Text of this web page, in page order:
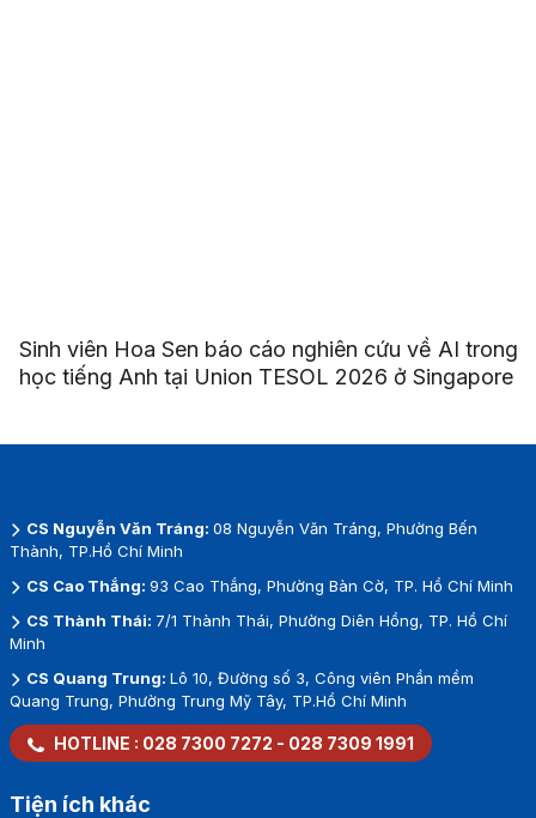
Sinh viên Hoa Sen báo cáo nghiên cứu về AI trong
học tiếng Anh tại Union TESOL 2026 ở Singapore
CS Nguyễn Văn Tráng: 08 Nguyễn Văn Tráng, Phường Bến
Thành, TP.Hồ Chí Minh
CS Cao Thắng: 93 Cao Thắng, Phường Bàn Cờ, TP. Hồ Chí Minh
CS Thành Thái: 7/1 Thành Thái, Phường Diên Hồng, TP. Hồ Chí
Minh
CS Quang Trung: Lô 10, Đường số 3, Công viên Phần mềm
Quang Trung, Phường Trung Mỹ Tây, TP.Hồ Chí Minh
HOTLINE : 028 7300 7272 - 028 7309 1991
Tiện ích khác